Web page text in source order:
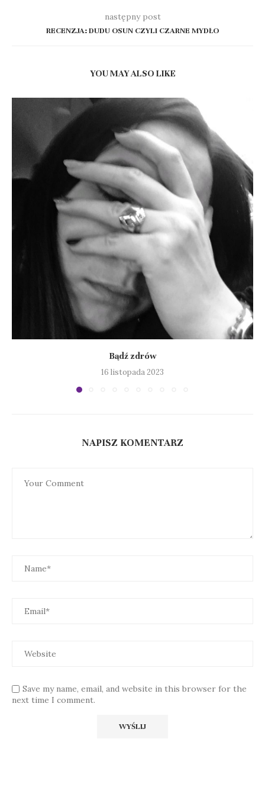
następny post
RECENZJA: DUDU OSUN CZYLI CZARNE MYDŁO
YOU MAY ALSO LIKE
Bądź zdrów
16 listopada 2023
NAPISZ KOMENTARZ
Save my name, email, and website in this browser for the
next time I comment.